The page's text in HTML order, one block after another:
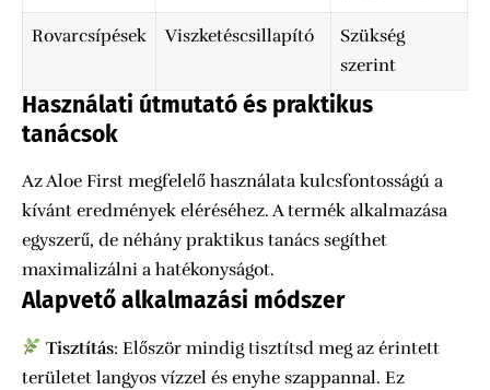
Rovarcsípések Viszketéscsillapító
Szükség
szerint
Használati útmutató és praktikus
tanácsok
Az Aloe First megfelelő használata kulcsfontosságú a
kívánt eredmények eléréséhez. A termék alkalmazása
egyszerű, de néhány praktikus tanács segíthet
maximalizálni a hatékonyságot.
Alapvető alkalmazási módszer
Tisztítás: Először mindig tisztítsd meg az érintett
területet langyos vízzel és enyhe szappannal. Ez